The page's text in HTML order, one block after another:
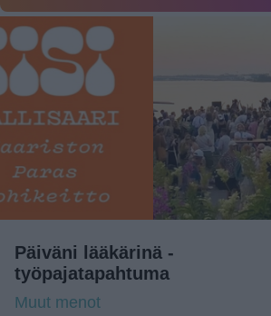
Päiväni lääkärinä -
työpajatapahtuma
Muut menot